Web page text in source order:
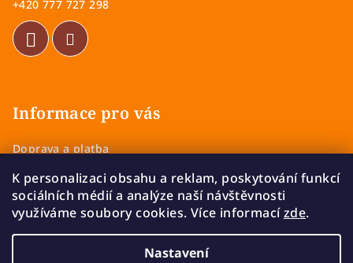
K personalizaci obsahu a reklam, poskytování funkcí
sociálních médií a analýze naší návštěvnosti
využíváme soubory cookies. Více informacízde.
Nastavení
+420 777 727 298
Informace pro vás
Doprava a platba
Zásady ochrany osobních údajů
Vrácení a výměna zboží